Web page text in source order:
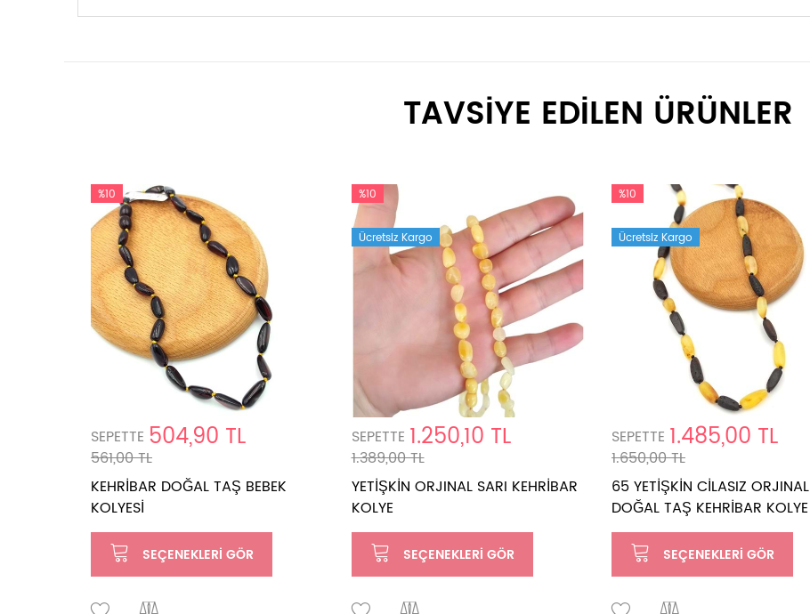
TAVSİYE EDİLEN ÜRÜNLER
%10
SEPETTE 504,90 TL
561,00 TL
KEHRİBAR DOĞAL TAŞ BEBEK
KOLYESİ
SEÇENEKLERI GÖR
%10
Ücretsiz Kargo
SEPETTE 1.250,10 TL
1.389,00 TL
YETİŞKİN ORJINAL SARI KEHRİBAR
KOLYE
SEÇENEKLERI GÖR
%10
Ücretsiz Kargo
SEPETTE 1.485,00 TL
1.650,00 TL
65 YETİŞKİN CİLASIZ ORJINAL
DOĞAL TAŞ KEHRİBAR KOLYE
SEÇENEKLERI GÖR